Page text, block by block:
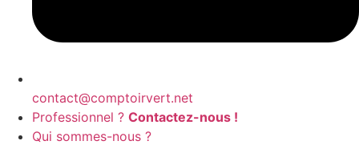
contact@comptoirvert.net
Professionnel ? Contactez-nous !
Qui sommes-nous ?